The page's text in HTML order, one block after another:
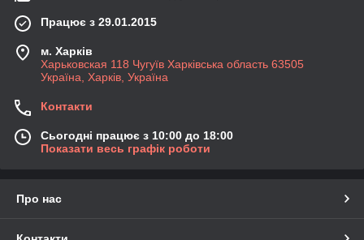
Працює з 29.01.2015
м. Харків
Харьковская 118 Чугуїв Харківська область 63505
Україна, Харків, Україна
Контакти
Сьогодні працює з 10:00 до 18:00
Показати весь графік роботи
Про нас